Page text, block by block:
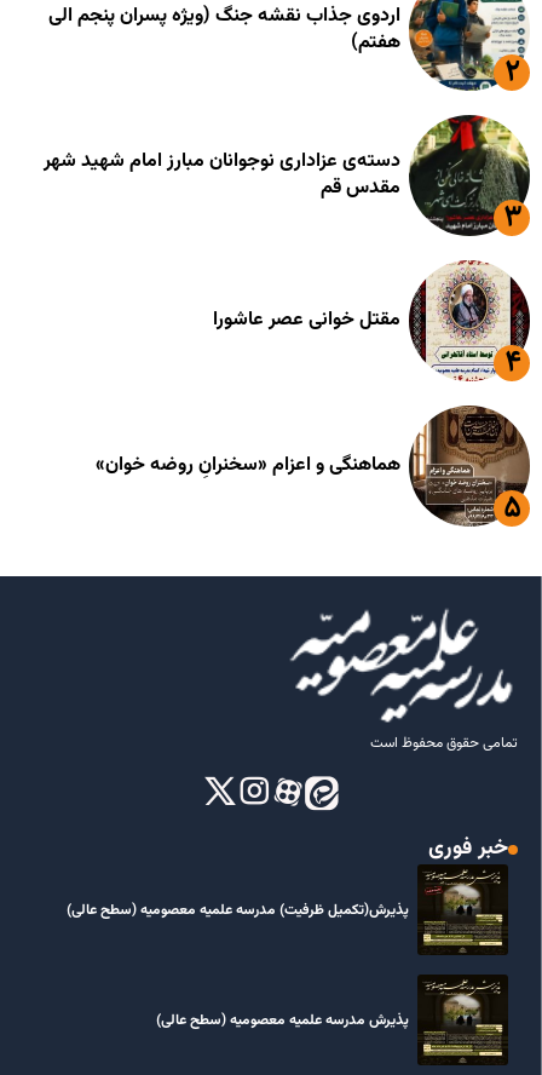
اردوی جذاب نقشه جنگ (ویژه پسران پنجم الی
هفتم)
دسته‌ی عزاداری نوجوانان مبارز امام شهید شهر
مقدس قم
مقتل خوانی عصر عاشورا
هماهنگی و اعزام «سخنرانِ روضه خوان»
تمامی حقوق محفوظ است
خبر فوری
پذیرش(تکمیل ظرفیت) مدرسه علمیه معصومیه‌ (سطح عالی)
پذیرش مدرسه علمیه معصومیه‌ (سطح عالی)